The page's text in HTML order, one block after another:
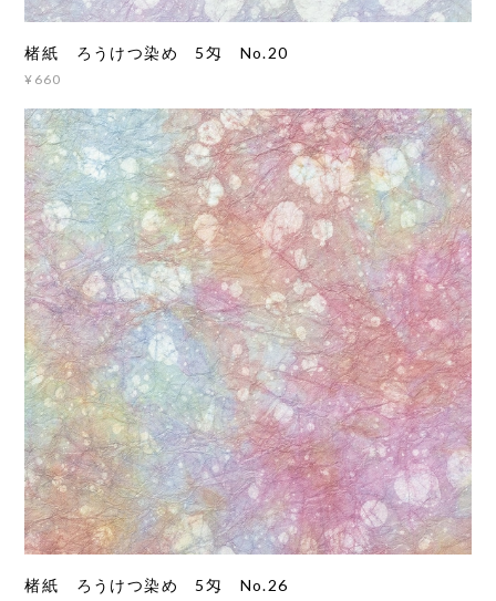
楮紙 ろうけつ染め 5匁 No.20
¥660
楮紙 ろうけつ染め 5匁 No.26